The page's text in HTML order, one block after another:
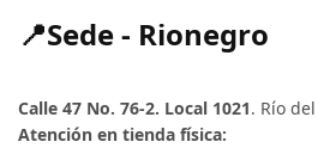
📍Sede - Rionegro
Calle 47 No. 76-2. Local 1021. Río
Atención en tienda física: